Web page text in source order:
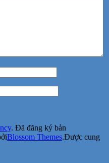
. Đã đăng ký bản
Blossom Themes.Được cung